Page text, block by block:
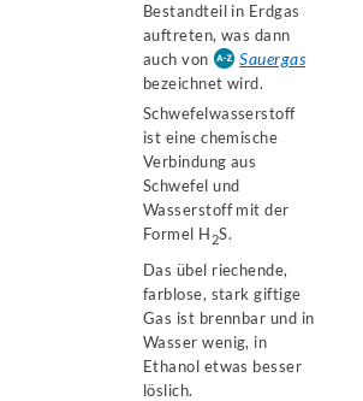
Bestandteil in Erdgas
auftreten, was dann
auch von
Sauergas
bezeichnet wird.
Schwefelwasserstoff
ist eine chemische
Verbindung aus
Schwefel und
Wasserstoff mit der
Formel H 2S.
Das übel riechende,
farblose, stark giftige
Gas ist brennbar und in
Wasser wenig, in
Ethanol etwas besser
löslich.